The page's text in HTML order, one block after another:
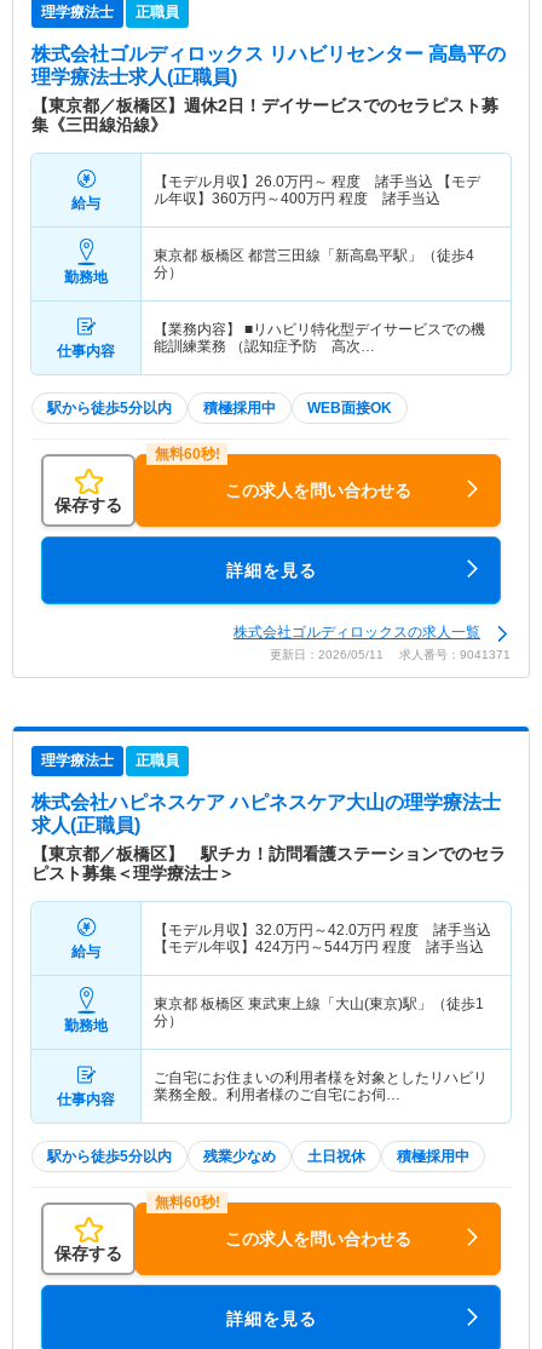
理学療法士 正職員
株式会社ゴルディロックス リハビリセンター 高島平の
理学療法士求人(正職員)
【東京都／板橋区】週休2日！デイサービスでのセラピスト募
集《三田線沿線》
給与
【モデル月収】 26.0万円～ 程度 諸手当込 【モデ
ル年収】 360万円～400万円 程度 諸手当込
勤務地
東京都 板橋区 都営三田線「新高島平駅」（徒歩4
分）
仕事内容
【業務内容】 ■リハビリ特化型デイサービスでの機
能訓練業務 （認知症予防 高次…
駅から徒歩5分以内 積極採用中 WEB面接OK
保存する
この求人を問い合わせる
詳細を見る
株式会社ゴルディロックスの求人一覧
更新日：2026/05/11 求人番号：9041371
理学療法士 正職員
株式会社ハピネスケア ハピネスケア大山の理学療法士
求人(正職員)
【東京都／板橋区】 駅チカ！訪問看護ステーションでのセラ
ピスト募集＜理学療法士＞
給与
【モデル月収】 32.0万円～42.0万円 程度 諸手当込
【モデル年収】 424万円～544万円 程度 諸手当込
勤務地
東京都 板橋区 東武東上線「大山(東京)駅」（徒歩1
分）
仕事内容
ご自宅にお住まいの利用者様を対象としたリハビリ
業務全般。利用者様のご自宅にお伺…
駅から徒歩5分以内 残業少なめ 土日祝休 積極採用中
保存する
この求人を問い合わせる
詳細を見る